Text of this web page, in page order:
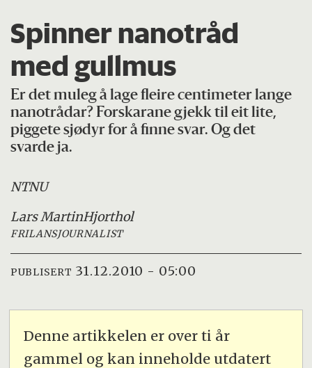
Spinner nanotråd
med gullmus
Er det muleg å lage fleire centimeter lange
nanotrådar? Forskarane gjekk til eit lite,
piggete sjødyr for å finne svar. Og det
svarde ja.
NTNU
Lars MartinHjorthol
FRILANSJOURNALIST
PUBLISERT 31.12.2010 - 05:00
Denne artikkelen er over ti år
gammel og kan inneholde utdatert